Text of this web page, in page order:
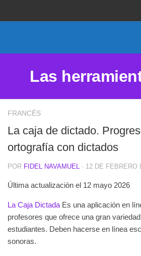
Las
FRANCÉS
La caja de dictado.
ortografía con dictados
POR FIDEL NAVAMUEL · 12 DE FEBRERO
Última actualización el 12 mayo 2026
La Caja Dictada Es una aplicación en
profesores que ofrece una gran
estudiantes. Deben hacerse en línea
sonoras.